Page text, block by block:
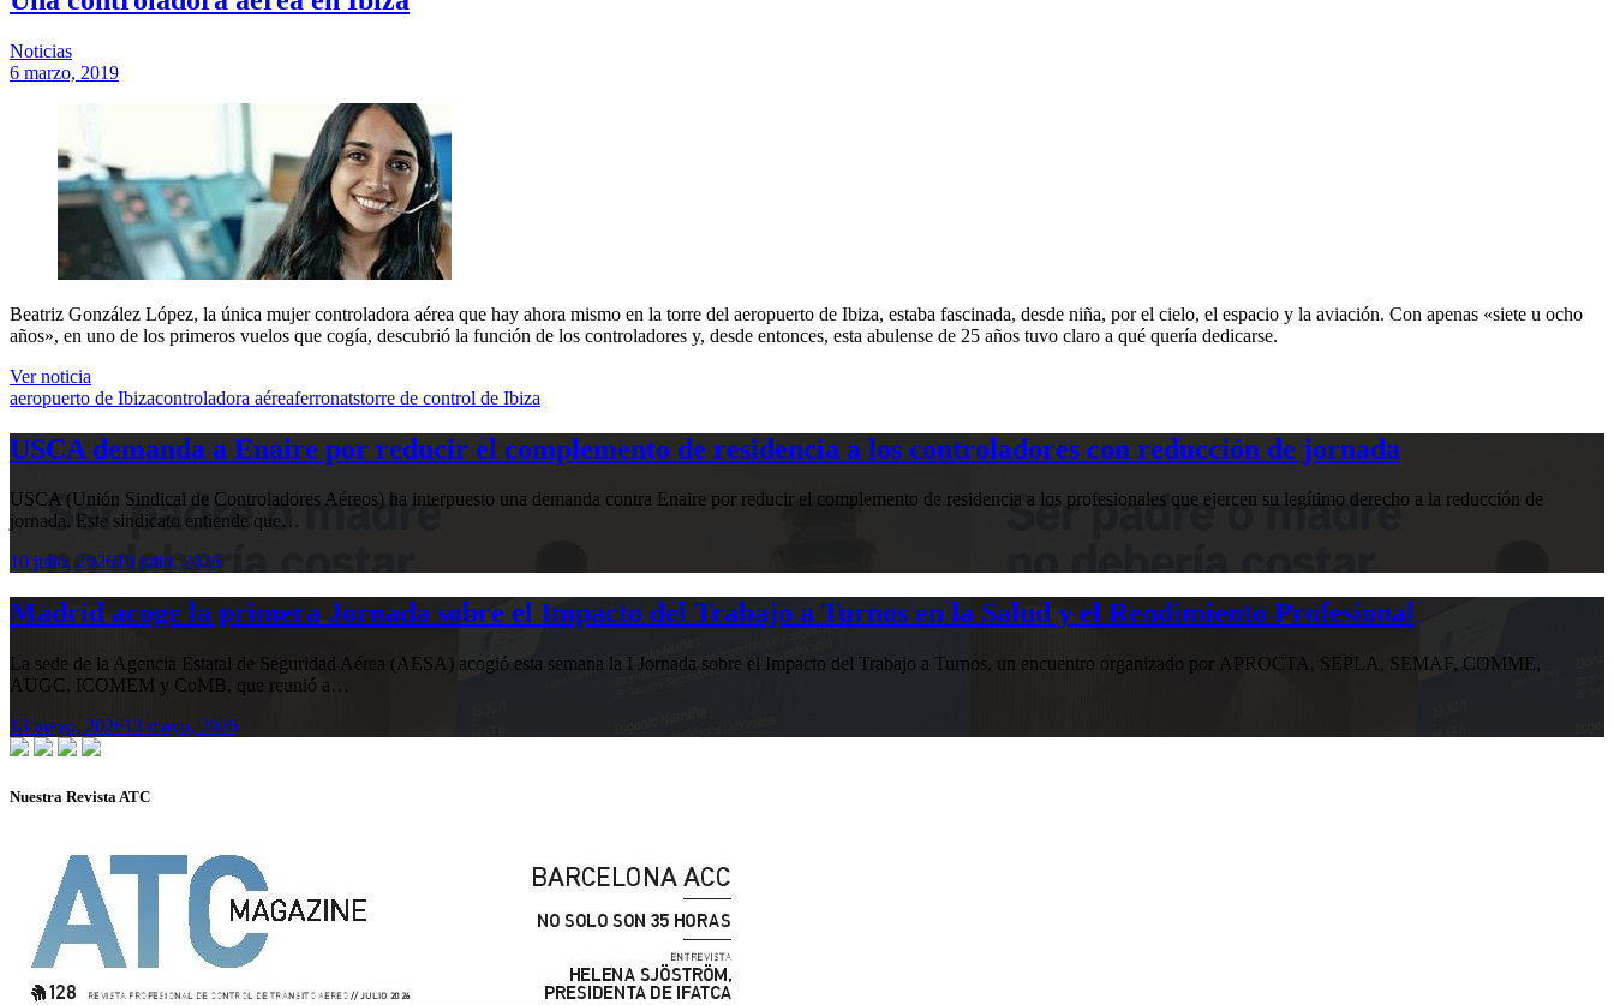
Noticias
6 marzo, 2019
Beatriz González López, la única mujer controladora aérea que hay ahora mismo en la torre del aeropuerto de Ibiza, estaba fascinada, desde niña, por el cielo, el espacio y la aviación. Con apenas «siete u ocho
años», en uno de los primeros vuelos que cogía, descubrió la función de los controladores y, desde entonces, esta abulense de 25 años tuvo claro a qué quería dedicarse.
Ver noticia
aeropuerto de Ibizacontroladora aéreaferronatstorre de control de Ibiza
USCA demanda a Enaire por reducir el complemento de residencia a los controladores con reducción de jornada
USCA (Unión Sindical de Controladores Aéreos) ha interpuesto una demanda contra Enaire por reducir el complemento de residencia a los profesionales que ejercen su legítimo derecho a la reducción de
jornada. Este sindicato entiende que…
10 julio, 202610 julio, 2026
Madrid acoge la primera Jornada sobre el Impacto del Trabajo a Turnos en la Salud y el Rendimiento Profesional
La sede de la Agencia Estatal de Seguridad Aérea (AESA) acogió esta semana la I Jornada sobre el Impacto del Trabajo a Turnos, un encuentro organizado por APROCTA, SEPLA, SEMAF, COMME,
AUGC, ICOMEM y CoMB, que reunió a…
13 mayo, 202613 mayo, 2026
Nuestra Revista ATC